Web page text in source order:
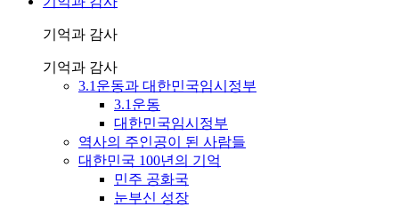
기억과 감사
기억과 감사
3.1운동과 대한민국임시정부
3.1운동
대한민국임시정부
역사의 주인공이 된 사람들
대한민국 100년의 기억
민주 공화국
눈부신 성장